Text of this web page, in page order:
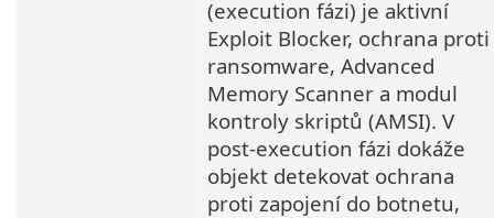
(execution fázi) je aktivní
Exploit Blocker, ochrana proti
ransomware, Advanced
Memory Scanner a modul
kontroly skriptů (AMSI). V
post-execution fázi dokáže
objekt detekovat ochrana
proti zapojení do botnetu,